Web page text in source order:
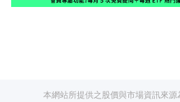
本網站所提供之股價與市場資訊來源